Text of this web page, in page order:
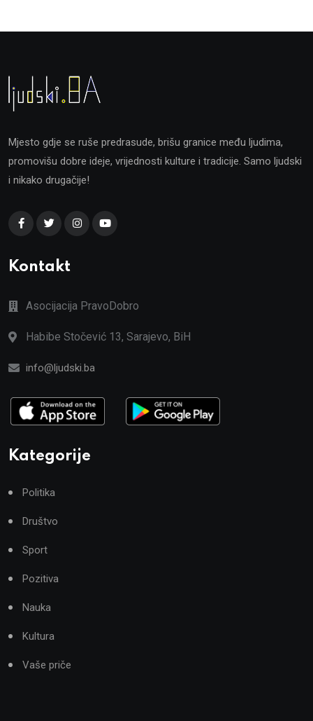
Mjesto gdje se ruše predrasude, brišu granice među ljudima,
promovišu dobre ideje, vrijednosti kulture i tradicije. Samo ljudski
i nikako drugačije!
Kontakt
Asocijacija PravoDobro
Habibe Stočević 13, Sarajevo, BiH
info@ljudski.ba
Kategorije
Politika
Društvo
Sport
Pozitiva
Nauka
Kultura
Vaše priče